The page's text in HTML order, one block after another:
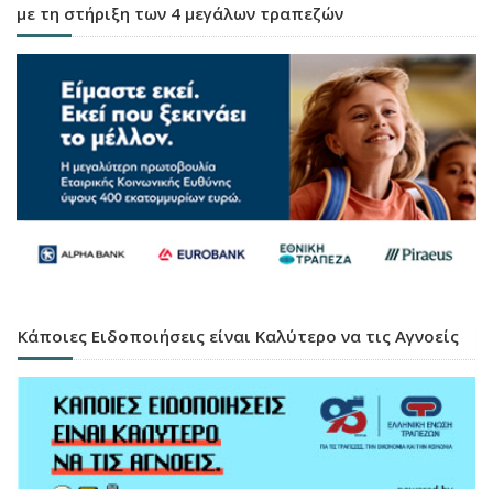
με τη στήριξη των 4 μεγάλων τραπεζών
Κάποιες Ειδοποιήσεις είναι Καλύτερο να τις Αγνοείς